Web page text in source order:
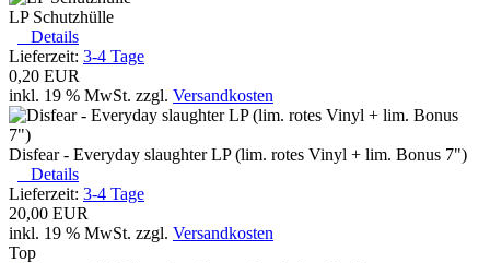
LP Schutzhülle
Details
Lieferzeit: 3-4 Tage
0,20 EUR
inkl. 19 % MwSt. zzgl. Versandkosten
Disfear - Everyday slaughter LP (lim. rotes Vinyl + lim. Bonus 7")
Details
Lieferzeit: 3-4 Tage
20,00 EUR
inkl. 19 % MwSt. zzgl. Versandkosten
Top